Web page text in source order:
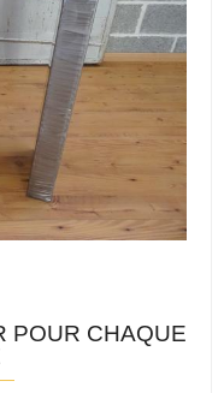
POUR CHAQUE